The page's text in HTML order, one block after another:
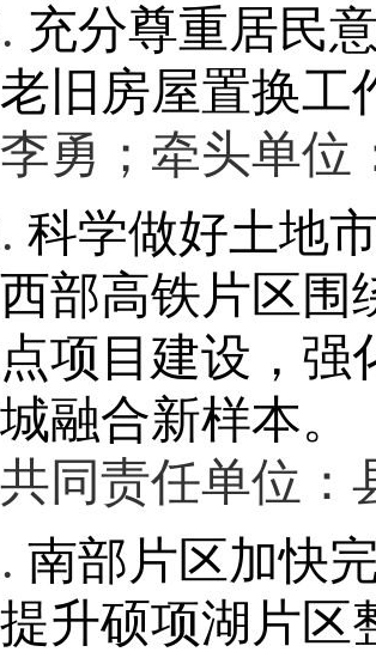
充分尊重居民
旧房屋置换工
勇 ； 牵头单位
科学做好土地
西部高铁片区围
项目建设 ， 强
融合新样本。
同责任单位
南部片区加快
提升硕项湖片区